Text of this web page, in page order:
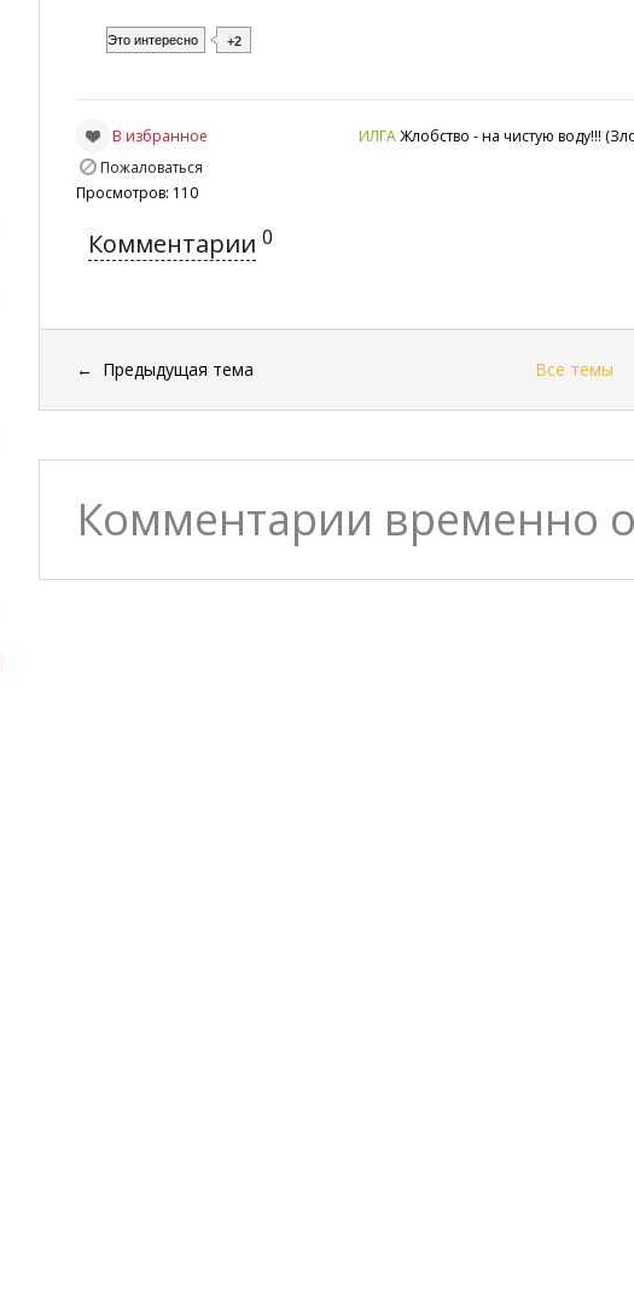
Это интересно +2
ИЛГАЖлобство - на чистую воду!!!
В избранное
Пожаловаться
Просмотров: 110
Комментарии 0
← Предыдущая тема Все темы
Комментарии временно